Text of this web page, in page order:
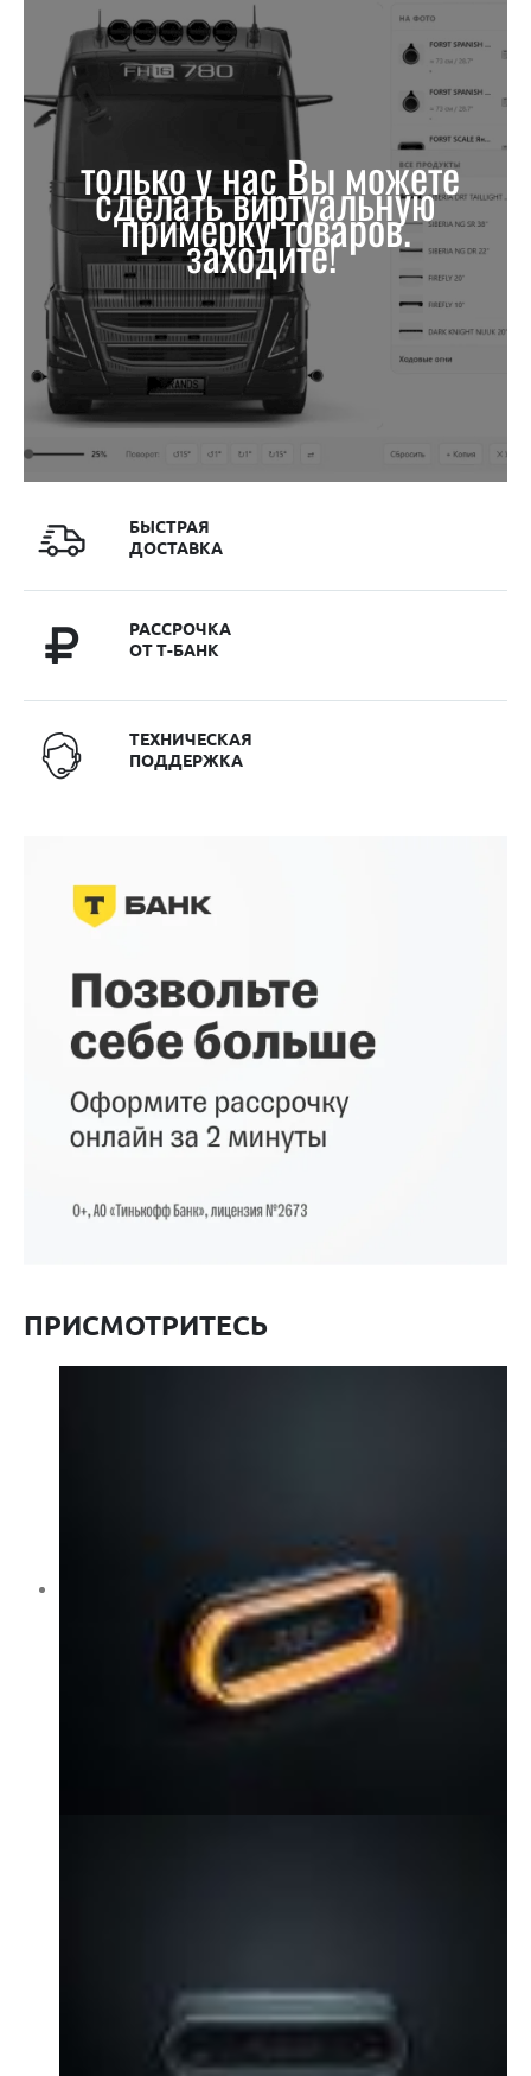
только у нас Вы можете
сделать виртуальную
примерку товаров.
заходите!
БЫСТРАЯ
ДОСТАВКА
РАССРОЧКА
ОТ Т-БАНК
ТЕХНИЧЕСКАЯ
ПОДДЕРЖКА
ПРИСМОТРИТЕСЬ